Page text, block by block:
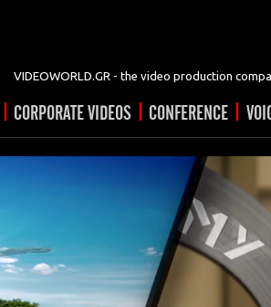
VIDEOWORLD.GR - the video production
| CORPORATE VIDEOS | CONFERENCE |